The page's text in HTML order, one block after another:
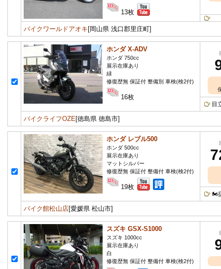
13枚
バイクワールドアオキ [岡山県 浅口郡里庄町]
ホンダ X-ADV
ホンダ 750cc
展示在庫あり
緑
修復歴無 保証付 整備別 車検(検2付)
16枚
目
バイクライフOZE[徳島県 徳島市]
ホンダ レブル500
ホンダ 500cc
展示在庫あり
マットシルバー
修復歴無 保証付 整備付 車検(検2付)
19枚
🏍
バイク館松山店[愛媛県 松山市]
スズキ GSX-S1000
スズキ 1000cc
展示在庫あり
白
修復歴無 保証付 整備付 車検(検2付)